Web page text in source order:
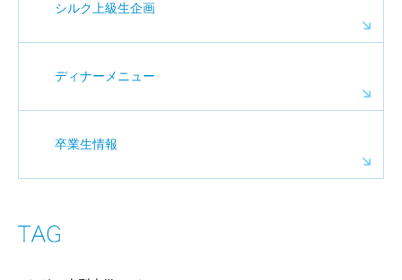
シルク上級生企画
ディナーメニュー
卒業生情報